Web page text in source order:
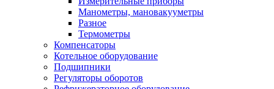
Манометры, мановакууметры
Разное
Термометры
Компенсаторы
Котельное оборудование
Подшипники
Регуляторы оборотов